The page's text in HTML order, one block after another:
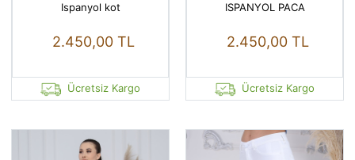
Ispanyol kot
2.450,00 TL
Ücretsiz Kargo
ISPANYOL PACA
2.450,00 TL
Ücretsiz Kargo